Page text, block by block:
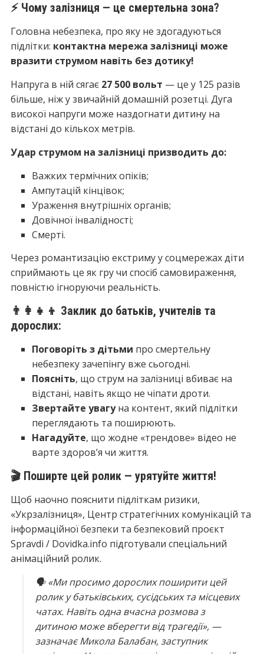
⚡️ Чому залізниця — це смертельна зона?
Головна небезпека, про яку не здогадуються
підлітки: контактна мережа залізниці може
вразити струмом навіть без дотику!
Напруга в ній сягає 27 500 вольт — це у 125 разів
більше, ніж у звичайній домашній розетці. Дуга
високої напруги може наздогнати дитину на
відстані до кількох метрів.
Удар струмом на залізниці призводить до:
Важких термічних опіків;
Ампутацій кінцівок;
Ураження внутрішніх органів;
Довічної інвалідності;
Смерті.
Через романтизацію екстриму у соцмережах діти
сприймають це як гру чи спосіб самовираження,
повністю ігноруючи реальність.
👨‍👩‍👧‍👦 Заклик до батьків, учителів та
дорослих:
Поговоріть з дітьми про смертельну
небезпеку зачепінгу вже сьогодні.
Поясніть, що струм на залізниці вбиває на
відстані, навіть якщо не чіпати дроти.
Звертайте увагуна контент, який підлітки
переглядають та поширюють.
Нагадуйте, що жодне «трендове» відео не
варте здоров’я чи життя.
🎬 Поширте цей ролик — урятуйте життя!
Щоб наочно пояснити підліткам ризики,
«Укрзалізниця», Центр стратегічних комунікацій та
інформаційної безпеки та безпековий проєкт
Spravdi / Dovidka.info підготували спеціальний
анімаційний ролик.
🗣«Ми просимо дорослих поширити цей
ролик у батьківських, сусідських та місцевих
чатах. Навіть одна вчасна розмова з
дитиною може вберегти від трагедії», —
зазначає Микола Балабан, заступник